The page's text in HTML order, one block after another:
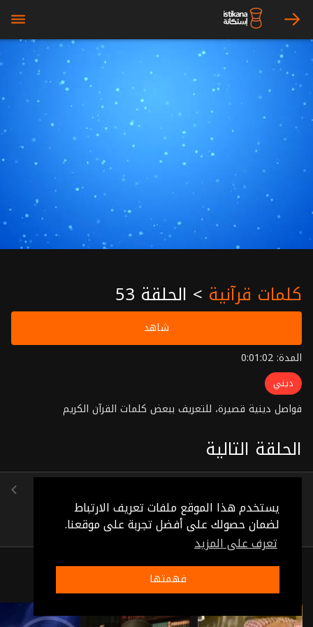
يستخدم هذا الموقع ملفات تعريف الارتباط
لضمان حصولك على أفضل تجربة على موقعنا.
تعرف على المزيد
فهمتها
arrow_right
bars
كلمات قرآنية > الحلقة 53
شاهد
المدة: 0:01:02
ديني
فواصل دينية قصيرة، للتعريف ببعض كلمات القرآن الكريم
الحلقة التالية
(0:00:48)